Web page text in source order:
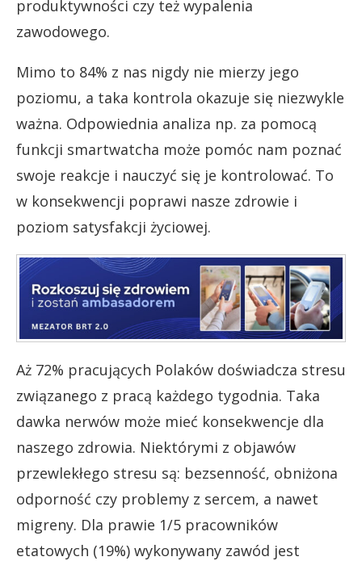
produktywności czy też wypalenia
zawodowego.
Mimo to 84% z nas nigdy nie mierzy jego
poziomu, a taka kontrola okazuje się niezwykle
ważna. Odpowiednia analiza np. za pomocą
funkcji smartwatcha może pomóc nam poznać
swoje reakcje i nauczyć się je kontrolować. To
w konsekwencji poprawi nasze zdrowie i
poziom satysfakcji życiowej.
Aż 72% pracujących Polaków doświadcza stresu
związanego z pracą każdego tygodnia. Taka
dawka nerwów może mieć konsekwencje dla
naszego zdrowia. Niektórymi z objawów
przewlekłego stresu są: bezsenność, obniżona
odporność czy problemy z sercem, a nawet
migreny. Dla prawie 1/5 pracowników
etatowych (19%) wykonywany zawód jest